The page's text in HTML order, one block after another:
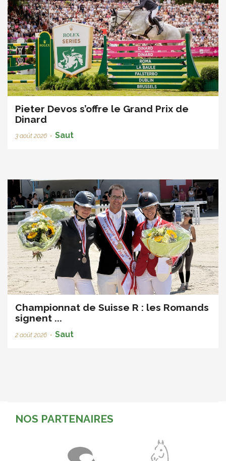
Pieter Devos s’offre le Grand Prix de
Dinard
3 août 2026 • Saut
Championnat de Suisse R : les Romands
signent ...
2 août 2026 • Saut
NOS PARTENAIRES